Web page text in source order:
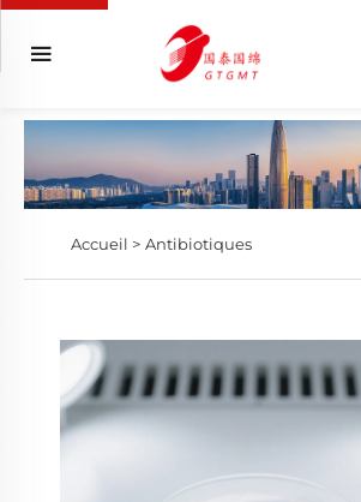
Accueil > Antibiotiques